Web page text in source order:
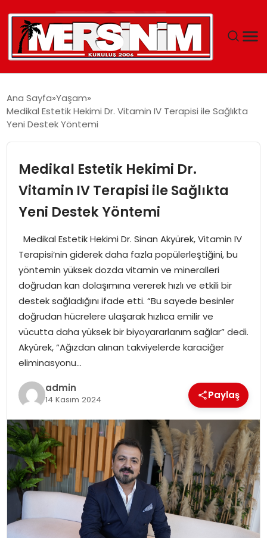
YAŞAM
EĞITIM
SPOR
EKONOMI
MAGAZIN
DÜNYA
OTOMOBIL
Ana Sayfa Yaşam
Medikal Estetik Hekimi Dr. Vitamin IV Terapisi ile Sağlıkta
Yeni Destek Yöntemi
Medikal Estetik Hekimi Dr.
Vitamin IV Terapisi ile Sağlıkta
Yeni Destek Yöntemi
Medikal Estetik Hekimi Dr. Sinan Akyürek, Vitamin IV
Terapisi’nin giderek daha fazla popülerleştiğini, bu
yöntemin yüksek dozda vitamin ve mineralleri
doğrudan kan dolaşımına vererek hızlı ve etkili bir
destek sağladığını ifade etti. “Bu sayede besinler
doğrudan hücrelere ulaşarak hızlıca emilir ve
vücutta daha yüksek bir biyoyararlanım sağlar” dedi.
Akyürek, “Ağızdan alınan takviyelerde karaciğer
eliminasyonu…
admin
14 Kasım 2024 Paylaş